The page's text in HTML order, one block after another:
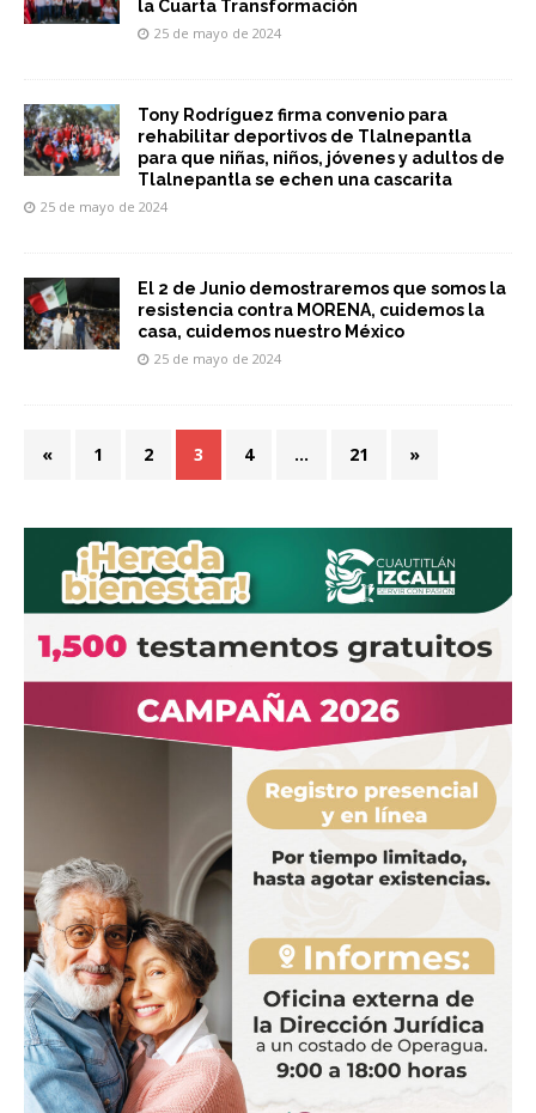
la Cuarta Transformación
25 de mayo de 2024
Tony Rodríguez firma convenio para
rehabilitar deportivos de Tlalnepantla
para que niñas, niños, jóvenes y adultos de
Tlalnepantla se echen una cascarita
25 de mayo de 2024
El 2 de Junio demostraremos que somos la
resistencia contra MORENA, cuidemos la
casa, cuidemos nuestro México
25 de mayo de 2024
« 1 2 3 4 … 21 »